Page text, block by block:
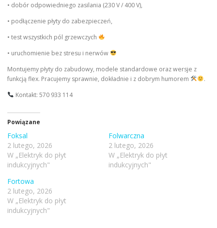
• dobór odpowiedniego zasilania (230 V / 400 V),
• podłączenie płyty do zabezpieczeń,
• test wszystkich pól grzewczych
• uruchomienie bez stresu i nerwów
Montujemy płyty do zabudowy, modele standardowe oraz wersje z
funkcją flex. Pracujemy sprawnie, dokładnie i z dobrym humorem
.
Kontakt: 570 933 114
Powiązane
Foksal
2 lutego, 2026
W „Elektryk do płyt
indukcyjnych"
Folwarczna
2 lutego, 2026
W „Elektryk do płyt
indukcyjnych"
Fortowa
2 lutego, 2026
W „Elektryk do płyt
indukcyjnych"